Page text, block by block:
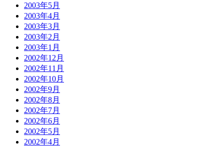
2003年5月
2003年4月
2003年3月
2003年2月
2003年1月
2002年12月
2002年11月
2002年10月
2002年9月
2002年8月
2002年7月
2002年6月
2002年5月
2002年4月